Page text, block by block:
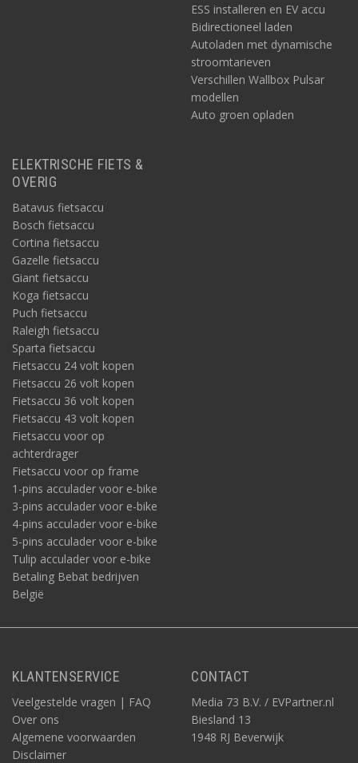
ESS installeren en EV accu
Bidirectioneel laden
Autoladen met dynamische
stroomtarieven
Verschillen Wallbox Pulsar
modellen
Auto groen opladen
ELEKTRISCHE FIETS &
OVERIG
Batavus fietsaccu
Bosch fietsaccu
Cortina fietsaccu
Gazelle fietsaccu
Giant fietsaccu
Koga fietsaccu
Puch fietsaccu
Raleigh fietsaccu
Sparta fietsaccu
Fietsaccu 24 volt kopen
Fietsaccu 26 volt kopen
Fietsaccu 36 volt kopen
Fietsaccu 43 volt kopen
Fietsaccu voor op
achterdrager
Fietsaccu voor op frame
1-pins acculader voor e-bike
3-pins acculader voor e-bike
4-pins acculader voor e-bike
5-pins acculader voor e-bike
Tulip acculader voor e-bike
Betaling Bebat bedrijven
België
KLANTENSERVICE
Veelgestelde vragen | FAQ
Over ons
Algemene voorwaarden
Disclaimer
CONTACT
Media 73 B.V. / EVPartner.nl
Biesland 13
1948 RJ Beverwijk